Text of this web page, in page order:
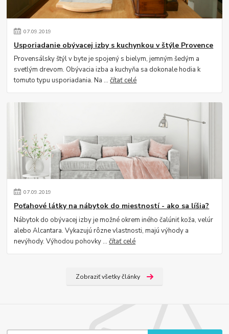
07.09.2019
Usporiadanie obývacej izby s kuchynkou v štýle Provence
Provensálsky štýl v byte je spojený s bielym, jemným šedým a
svetlým drevom. Obývacia izba a kuchyňa sa dokonale hodia k
tomuto typu usporiadania. Na ...čítať celé
07.09.2019
Poťahové látky na nábytok do miestností - ako sa líšia?
Nábytok do obývacej izby je možné okrem iného čalúniť koža, velúr
alebo Alcantara. Vykazujú rôzne vlastnosti, majú výhody a
nevýhody. Výhodou pohovky ...čítať celé
Zobraziť všetky články